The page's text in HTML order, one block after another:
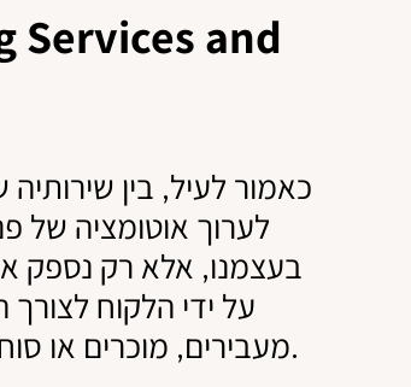
Services and
כאמור לעיל, בין
לערוך אוטומציה של
בעצמנו, אלא רק נספק
על ידי הלקוח לצורך
מעבירים, מוכרים או סוחרים של מאגרי מידע או רשימות של פרטי התקשרות או דואר אלקטרוני של צדדים שלישיים.